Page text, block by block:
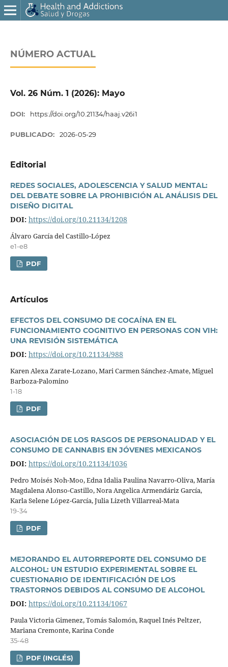
NÚMERO ACTUAL
Vol. 26 Núm. 1 (2026): Mayo
DOI: https://doi.org/10.21134/haaj.v26i1
PUBLICADO: 2026-05-29
Editorial
REDES SOCIALES, ADOLESCENCIA Y SALUD MENTAL:
DEL DEBATE SOBRE LA PROHIBICIÓN AL ANÁLISIS DEL
DISEÑO DIGITAL
DOI: https://doi.org/10.21134/1208
Álvaro Garcí­a del Castillo-López
e1-e8
PDF
Artí­culos
EFECTOS DEL CONSUMO DE COCAÍNA EN EL
FUNCIONAMIENTO COGNITIVO EN PERSONAS CON VIH:
UNA REVISIÓN SISTEMÁTICA
DOI: https://doi.org/10.21134/988
Karen Alexa Zarate-Lozano, Mari Carmen Sánchez-Amate, Miguel
Barboza-Palomino
1-18
PDF
ASOCIACIÓN DE LOS RASGOS DE PERSONALIDAD Y EL
CONSUMO DE CANNABIS EN JÓVENES MEXICANOS
DOI: https://doi.org/10.21134/1036
Pedro Moisés Noh-Moo, Edna Idalia Paulina Navarro-Oliva, Marí­a
Magdalena Alonso-Castillo, Nora Angelica Armendáriz Garcí­a,
Karla Selene López-Garcí­a, Julia Lizeth Villarreal-Mata
19-34
PDF
MEJORANDO EL AUTORREPORTE DEL CONSUMO DE
ALCOHOL: UN ESTUDIO EXPERIMENTAL SOBRE EL
CUESTIONARIO DE IDENTIFICACIÓN DE LOS
TRASTORNOS DEBIDOS AL CONSUMO DE ALCOHOL
DOI: https://doi.org/10.21134/1067
Paula Victoria Gimenez, Tomás Salomón, Raquel Inés Peltzer,
Mariana Cremonte, Karina Conde
35-48
PDF (INGLÉS)